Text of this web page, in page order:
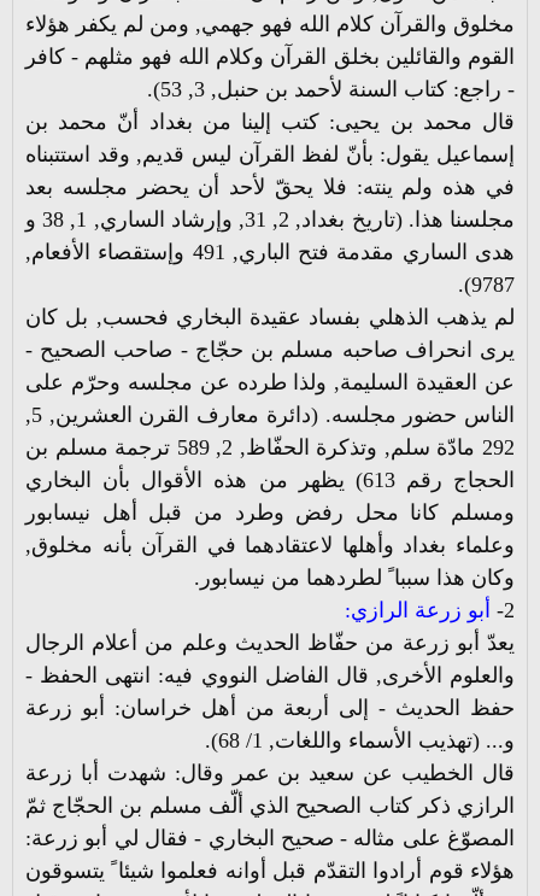
مخلوق والقرآن كلام الله فهو جهمي, ومن لم يكفر هؤلاء
القوم والقائلين بخلق القرآن وكلام الله فهو مثلهم - كافر
- راجع: كتاب السنة لأحمد بن حنبل, 3, 53).
قال محمد بن يحيى: كتب إلينا من بغداد أنّ محمد بن
إسماعيل يقول: بأنّ لفظ القرآن ليس قديم, وقد استتبناه
في هذه ولم ينته: فلا يحقّ لأحد أن يحضر مجلسه بعد
مجلسنا هذا. (تاريخ بغداد, 2, 31, وإرشاد الساري, 1, 38 و
هدى الساري مقدمة فتح الباري, 491 وإستقصاء الأفعام,
9787).
لم يذهب الذهلي بفساد عقيدة البخاري فحسب, بل كان
يرى انحراف صاحبه مسلم بن حجّاج - صاحب الصحيح -
عن العقيدة السليمة, ولذا طرده عن مجلسه وحرّم على
الناس حضور مجلسه. (دائرة معارف القرن العشرين, 5,
292 مادّة سلم, وتذكرة الحفّاظ, 2, 589 ترجمة مسلم بن
الحجاج رقم 613) يظهر من هذه الأقوال بأن البخاري
ومسلم كانا محل رفض وطرد من قبل أهل نيسابور
وعلماء بغداد وأهلها لاعتقادهما في القرآن بأنه مخلوق,
وكان هذا سببا ً لطردهما من نيسابور.
2-
أبو زرعة الرازي:
يعدّ أبو زرعة من حفّاظ الحديث وعلم من أعلام الرجال
والعلوم الأخرى, قال الفاضل النووي فيه: انتهى الحفظ -
حفظ الحديث - إلى أربعة من أهل خراسان: أبو زرعة
و... (تهذيب الأسماء واللغات, 1/ 68).
قال الخطيب عن سعيد بن عمر وقال: شهدت أبا زرعة
الرازي ذكر كتاب الصحيح الذي ألّف مسلم بن الحجّاج ثمّ
المصوّغ على مثاله - صحيح البخاري - فقال لي أبو زرعة:
هؤلاء قوم أرادوا التقدّم قبل أوانه فعلموا شيئا ً يتسوقون